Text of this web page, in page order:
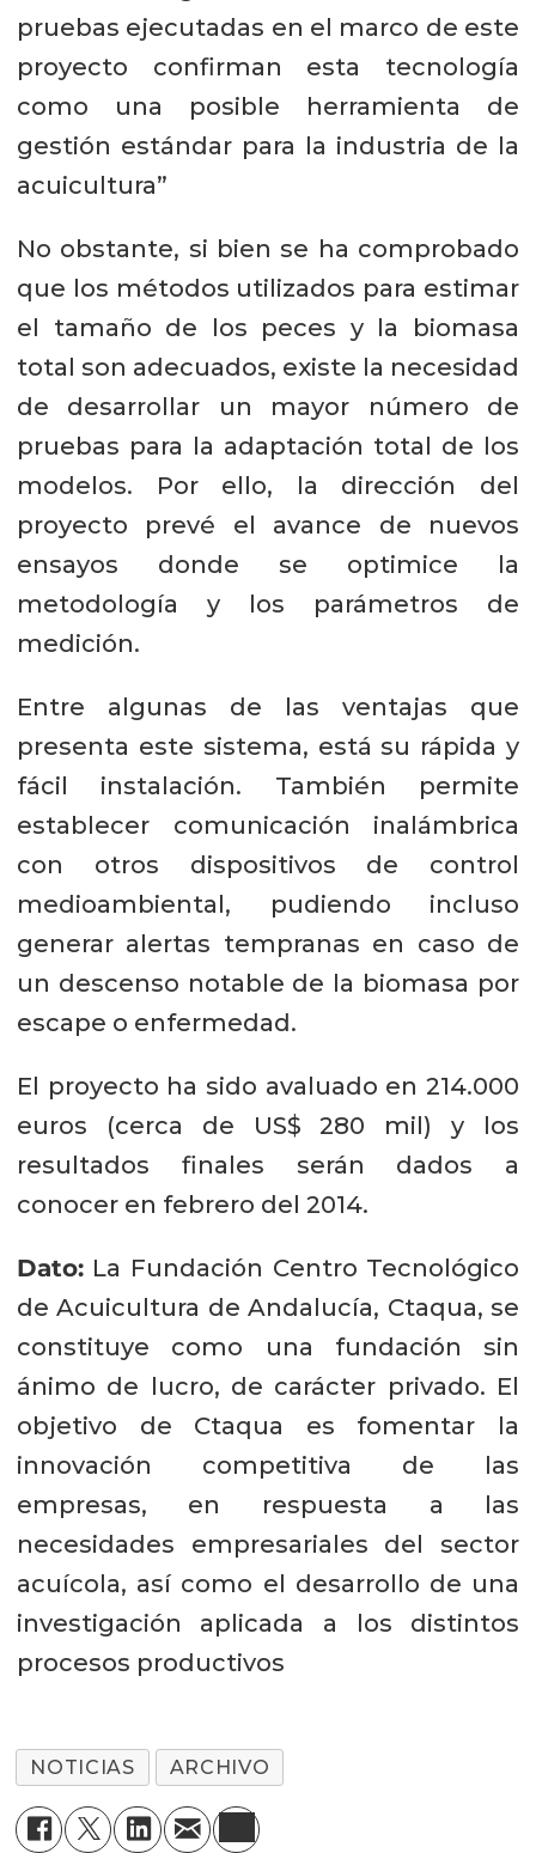
pruebas ejecutadas en el marco de este
proyecto confirman esta tecnología
como una posible herramienta de
gestión estándar para la industria de la
acuicultura”
No obstante, si bien se ha comprobado
que los métodos utilizados para estimar
el tamaño de los peces y la biomasa
total son adecuados, existe la necesidad
de desarrollar un mayor número de
pruebas para la adaptación total de los
modelos. Por ello, la dirección del
proyecto prevé el avance de nuevos
ensayos donde se optimice la
metodología y los parámetros de
medición.
Entre algunas de las ventajas que
presenta este sistema, está su rápida y
fácil instalación. También permite
establecer comunicación inalámbrica
con otros dispositivos de control
medioambiental, pudiendo incluso
generar alertas tempranas en caso de
un descenso notable de la biomasa por
escape o enfermedad.
El proyecto ha sido avaluado en 214.000
euros (cerca de US$ 280 mil) y los
resultados finales serán dados a
conocer en febrero del 2014.
Dato:La Fundación Centro Tecnológico
de Acuicultura de Andalucía, Ctaqua, se
constituye como una fundación sin
ánimo de lucro, de carácter privado. El
objetivo de Ctaqua es fomentar la
innovación competitiva de las
empresas, en respuesta a las
necesidades empresariales del sector
acuícola, así como el desarrollo de una
investigación aplicada a los distintos
procesos productivos
NOTICIAS ARCHIVO